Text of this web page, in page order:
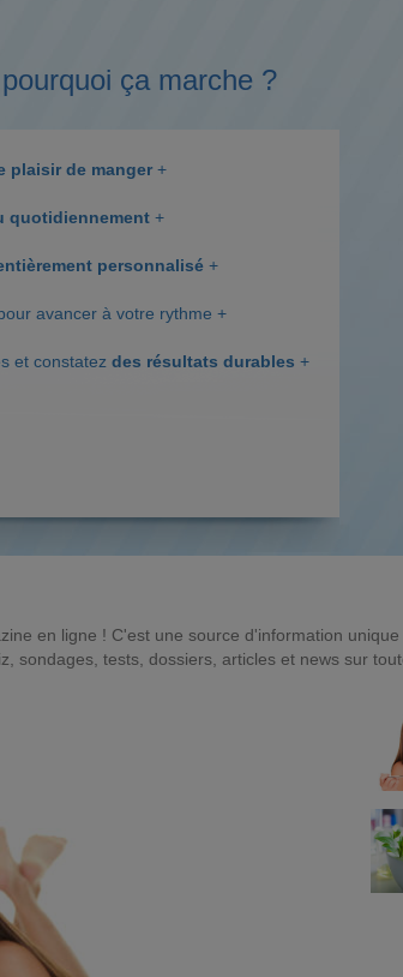
ça marche ?
plaisir de manger +
quotidiennement +
personnalisé +
avancer à votre rythme +
et constatez des résultats durables +
en ligne ! C'est une source d'information
sondages, tests, dossiers, articles et news sur